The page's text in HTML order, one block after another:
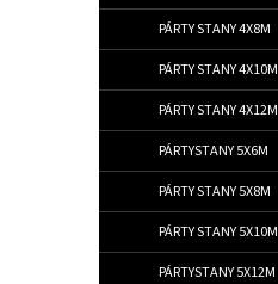
PÁRTY STANY 4X8M
PÁRTY STANY 4X10M
PÁRTY STANY 4X12M
PÁRTYSTANY 5X6M
PÁRTY STANY 5X8M
PÁRTY STANY 5X10M
PÁRTYSTANY 5X12M